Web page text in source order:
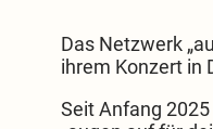
Das Netzwerk
ihrem Konzert in
Seit Anfang